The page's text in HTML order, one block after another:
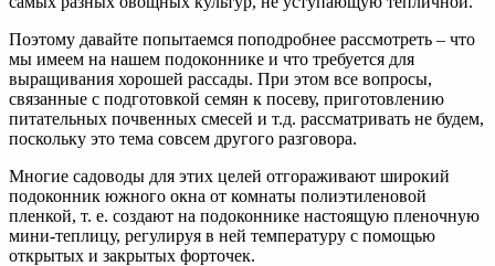
Поэтому давайте попытаемся поподробнее рассмотреть – что
мы имеем на нашем подоконнике и что требуется для
выращивания хорошей рассады. При этом все вопросы,
связанные с подготовкой семян к посеву, приготовлению
питательных почвенных смесей и т.д. рассматривать не будем,
поскольку это тема совсем другого разговора.
Многие садоводы для этих целей отгораживают широкий
подоконник южного окна от комнаты полиэтиленовой
пленкой, т. е. создают на подоконнике настоящую пленочную
мини-теплицу, регулируя в ней температуру с помощью
открытых и закрытых форточек.